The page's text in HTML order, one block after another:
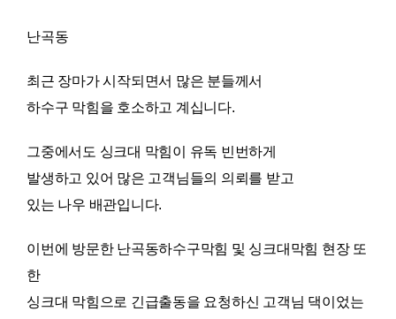
난곡동
최근 장마가 시작되면서 많은 분들께서
하수구 막힘을 호소하고 계십니다.
그중에서도 싱크대 막힘이 유독 빈번하게
발생하고 있어 많은 고객님들의 의뢰를 받고
있는 나우 배관입니다.
이번에 방문한 난곡동하수구막힘 및 싱크대막힘 현장 또
한
싱크대 막힘으로 긴급출동을 요청하신 고객님 댁이었는